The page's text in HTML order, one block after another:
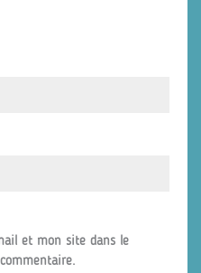
et mon site dans le